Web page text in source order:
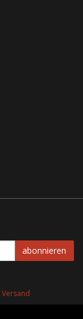
abonnieren
Versand